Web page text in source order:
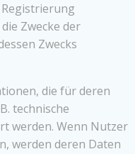
Registrierung
Zwecke der
Zwecks
die für deren
technische
werden. Wenn Nutzer
werden deren Daten